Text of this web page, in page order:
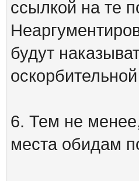
ссылкой на те
будут
6. Тем не
места обидам